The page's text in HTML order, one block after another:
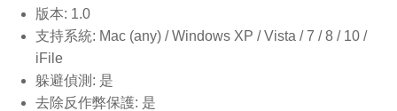
版本: 1.0
支持系統: Mac (any) / Windows XP / Vista / 7 / 8 / 10 /
iFile
躲避偵測: 是
去除反作弊保護: 是